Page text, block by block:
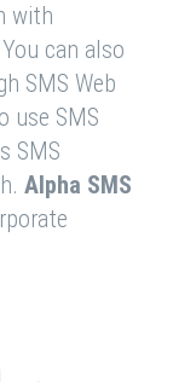
with
can also
SMS Web
use SMS
SMS
Alpha SMS